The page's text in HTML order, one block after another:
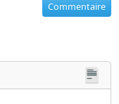
Commentaire